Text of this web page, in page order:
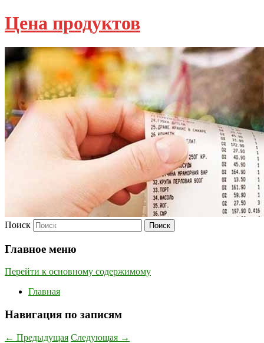
Цена продуктов
Поиск
Главное меню
Перейти к основному содержимому
Главная
Навигация по записям
← Предыдущая Следующая →